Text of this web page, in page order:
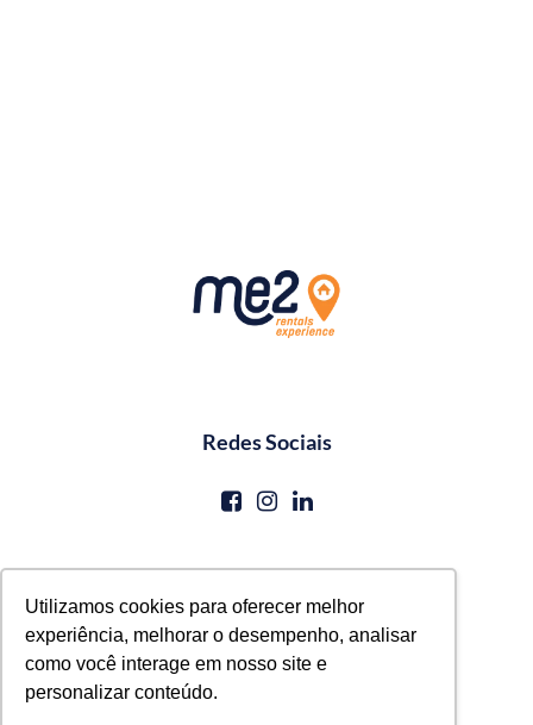
Utilizamos cookies para oferecer melhor
experiência, melhorar o desempenho, analisar
como você interage em nosso site e
personalizar conteúdo.
Redes Sociais
reservas@me2service.com.br
+55 (81) 3771-0620